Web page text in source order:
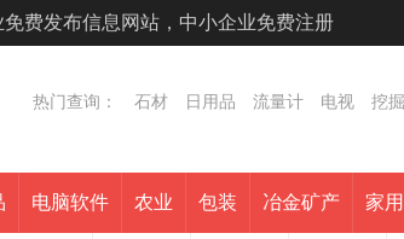
费发布信息网站，中小企业免费注册
热门查询： 石材 日用品 流量计 电视 挖
电脑软件 农业 包装 冶金矿产 家